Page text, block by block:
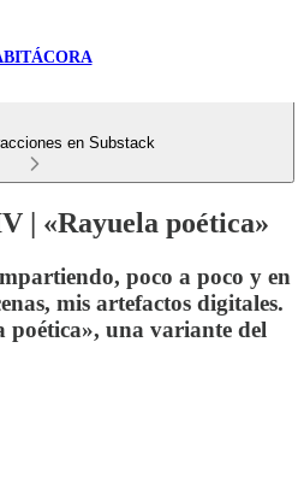
en Substack
| «Rayuela poética»
poco a poco y en
mis artefactos digitales.
poética», una variante del